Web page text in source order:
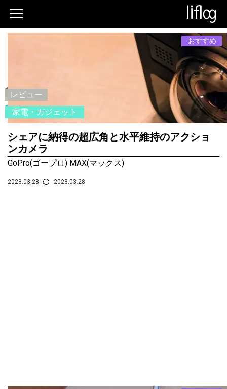
レビュー
家電・ガジェット
おすすめ
シェアに納得の超広角と水平維持のアクショ
ンカメラ
GoPro(ゴープロ) MAX(マックス)
2023.03.28 2023.03.28